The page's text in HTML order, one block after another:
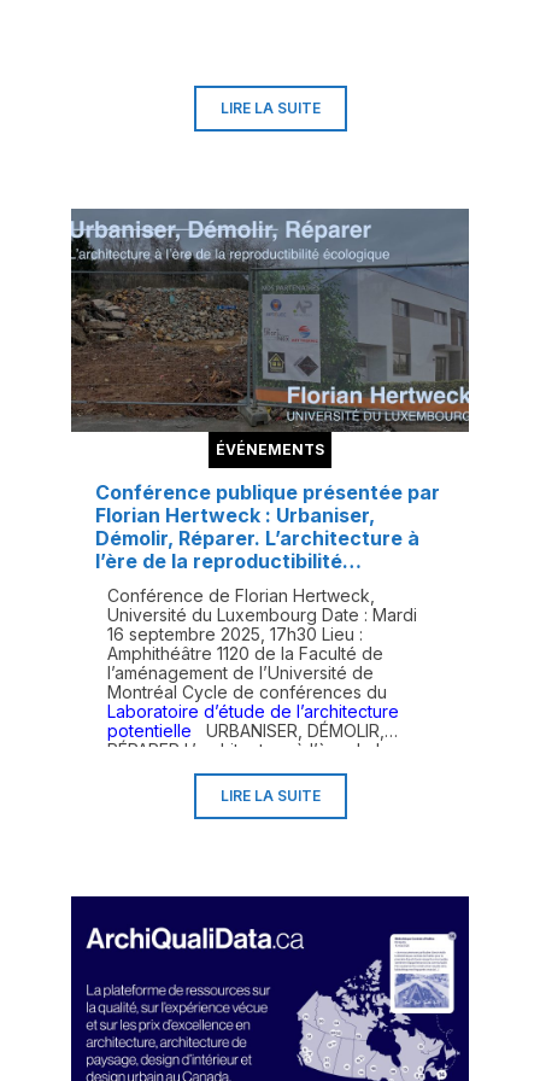
https://forms.office.com/r/q7mJqsyENh
LIRE LA SUITE
ÉVÉNEMENTS
Conférence publique présentée par
Florian Hertweck : Urbaniser,
Démolir, Réparer. L’architecture à
l’ère de la reproductibilité
écologique
Conférence de Florian Hertweck,
Université du Luxembourg Date : Mardi
16 septembre 2025, 17h30 Lieu :
Amphithéâtre 1120 de la Faculté de
l’aménagement de l’Université de
Montréal Cycle de conférences du
Laboratoire d’étude de l’architecture
potentielle
RÉPARER L’architecture à l’ère de la
reproductibilité écologique Résumé :
Face au dérèglement climatique et à la
pénurie des ressources, deux pratiques,
plus dense et plus moderne. Est-ce pour
autant la fin de l'architecture ? Cette
conférence propose d'explorer la
manière dont il est encore possible de
produire de l'architecture dans ces
conditions et sur quelles bases
théoriques une architecture socio-
écologique peut être fondée. Florian
LIRE LA SUITE